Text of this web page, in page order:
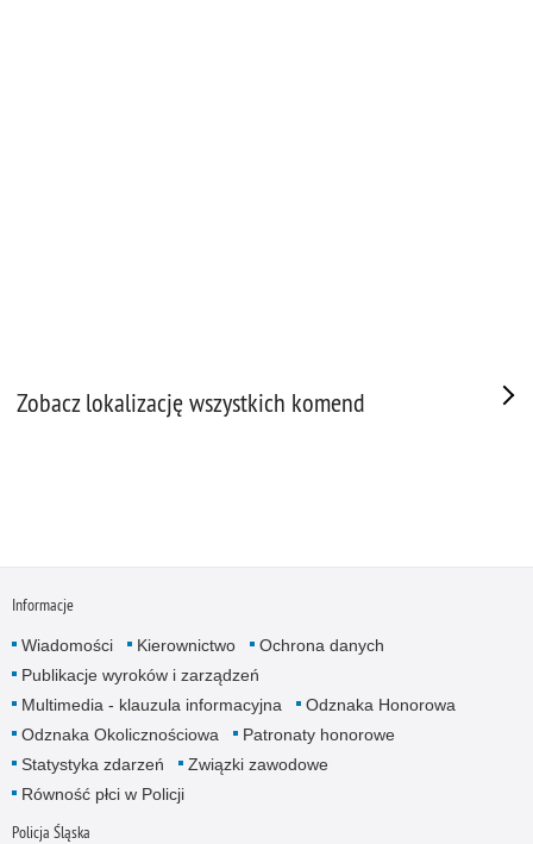
Zobacz lokalizację wszystkich komend
Informacje
Wiadomości Kierownictwo
Ochrona danych
Publikacje wyroków i zarządzeń
Multimedia - klauzula informacyjna
Odznaka Honorowa
Odznaka Okolicznościowa
Patronaty honorowe
Statystyka zdarzeń
Związki zawodowe
Równość płci w Policji
Policja Śląska